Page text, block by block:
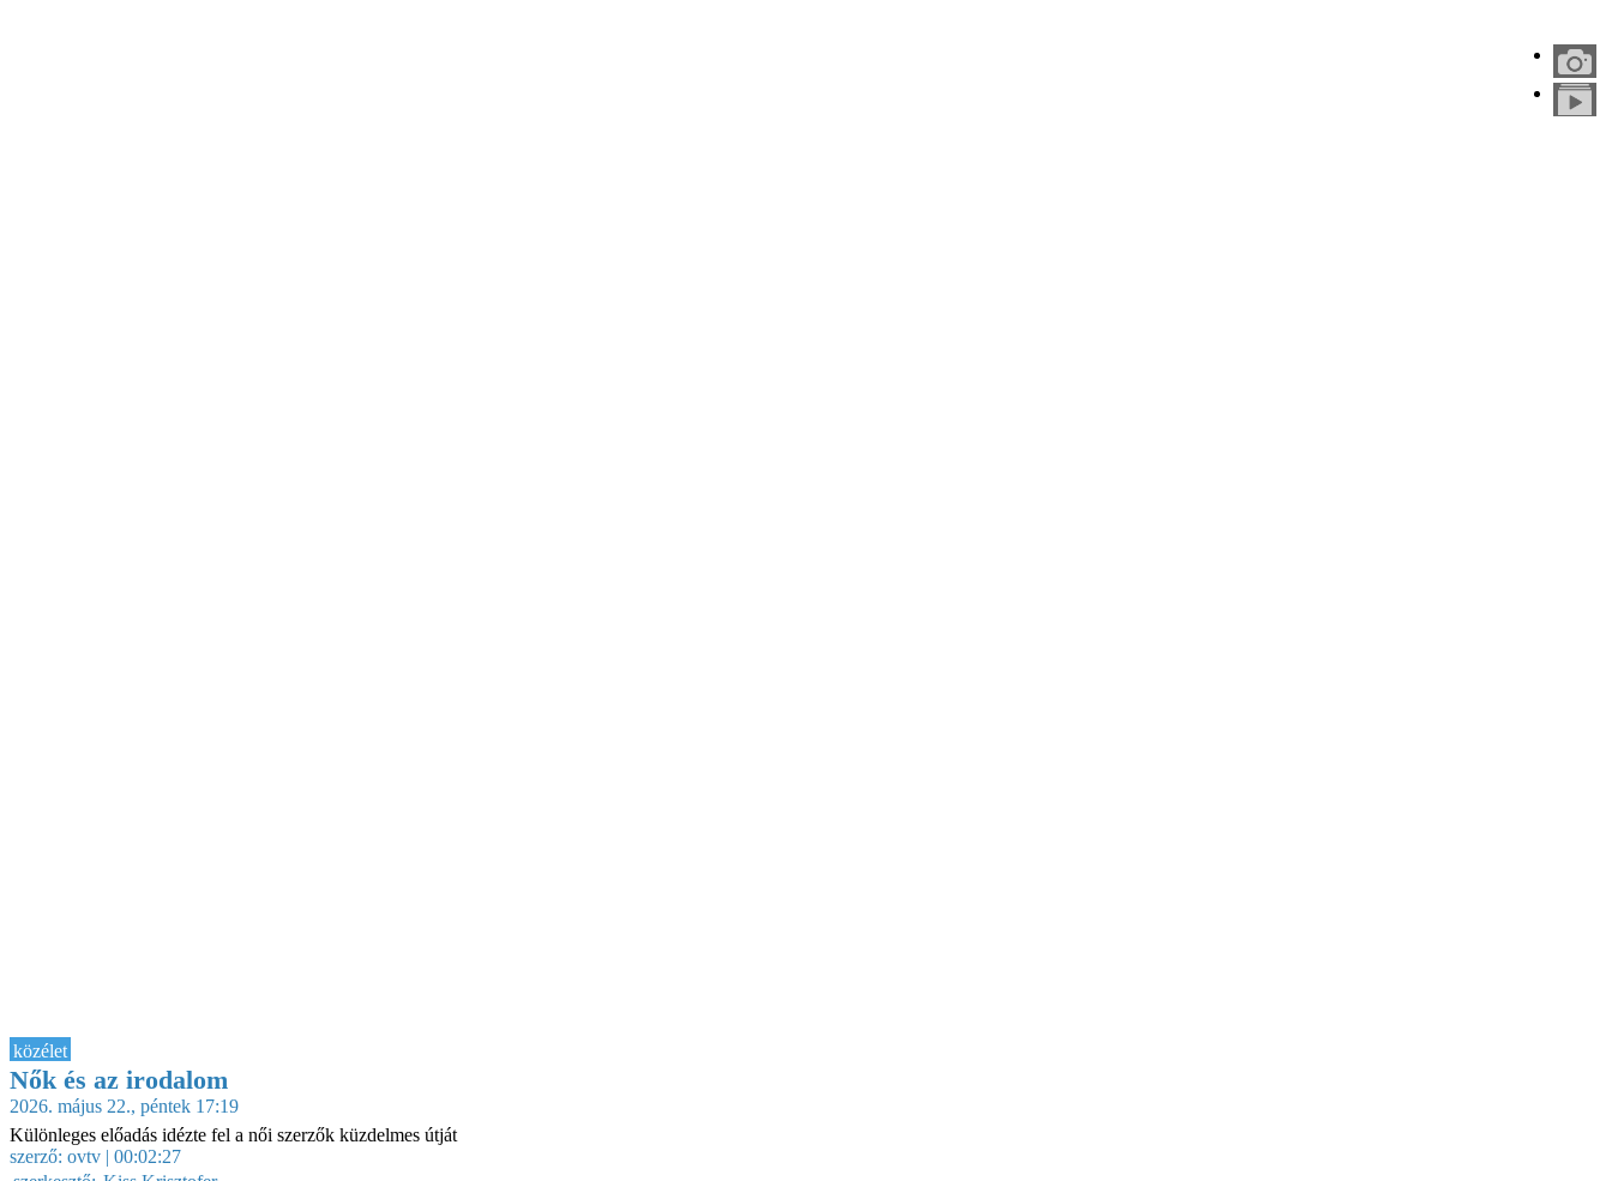
közélet
Nők és az irodalom
2026. május 22., péntek 17:19
Különleges előadás idézte fel a női szerzők küzdelmes útját
szerző: ovtv | 00:02:27